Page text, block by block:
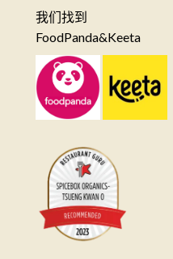
我们找到
FoodPanda&Keeta